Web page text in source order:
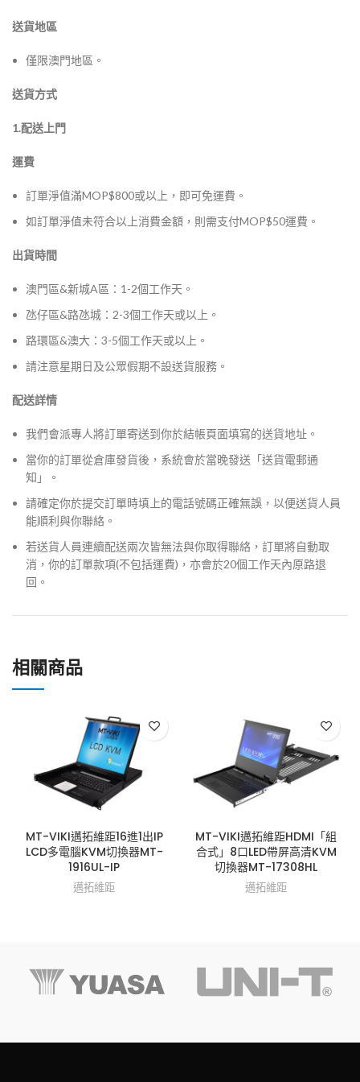
送貨地區
僅限澳門地區。
送貨方式
1.配送上門
運費
訂單淨值滿MOP$800或以上，即可免運費。
如訂單淨值未符合以上消費金額，則需支付MOP$50運費。
出貨時間
澳門區&新城A區：1-2個工作天。
氹仔區&路氹城：2-3個工作天或以上。
路環區&澳大：3-5個工作天或以上。
請注意星期日及公眾假期不設送貨服務。
配送詳情
我們會派專人將訂單寄送到你於結帳頁面填寫的送貨地址。
當你的訂單從倉庫發貨後，系統會於當晚發送「送貨電郵通
知」。
請確定你於提交訂單時填上的電話號碼正確無誤，以便送貨人員
能順利與你聯絡。
若送貨人員連續配送兩次皆無法與你取得聯絡，訂單將自動取
消，你的訂單款項(不包括運費)，亦會於20個工作天內原路退
回。
相關商品
MT-VIKI邁拓維距16進1出IP
LCD多電腦KVM切換器MT-
1916UL-IP
邁拓維距
MT-VIKI邁拓維距HDMI「組
合式」8口LED帶屏高清KVM
切換器MT-17308HL
邁拓維距